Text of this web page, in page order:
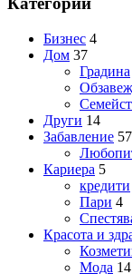
Бизнес 4
Дом 37
Градина
Други 14
Забавление 57
Кариера 5
кредити
Пари 4
Красота и
Мода 14